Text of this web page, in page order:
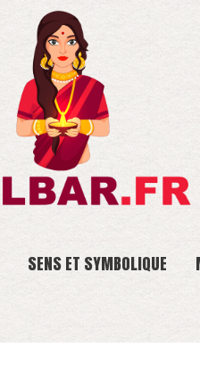
SENS ET SYMBOLIQUE